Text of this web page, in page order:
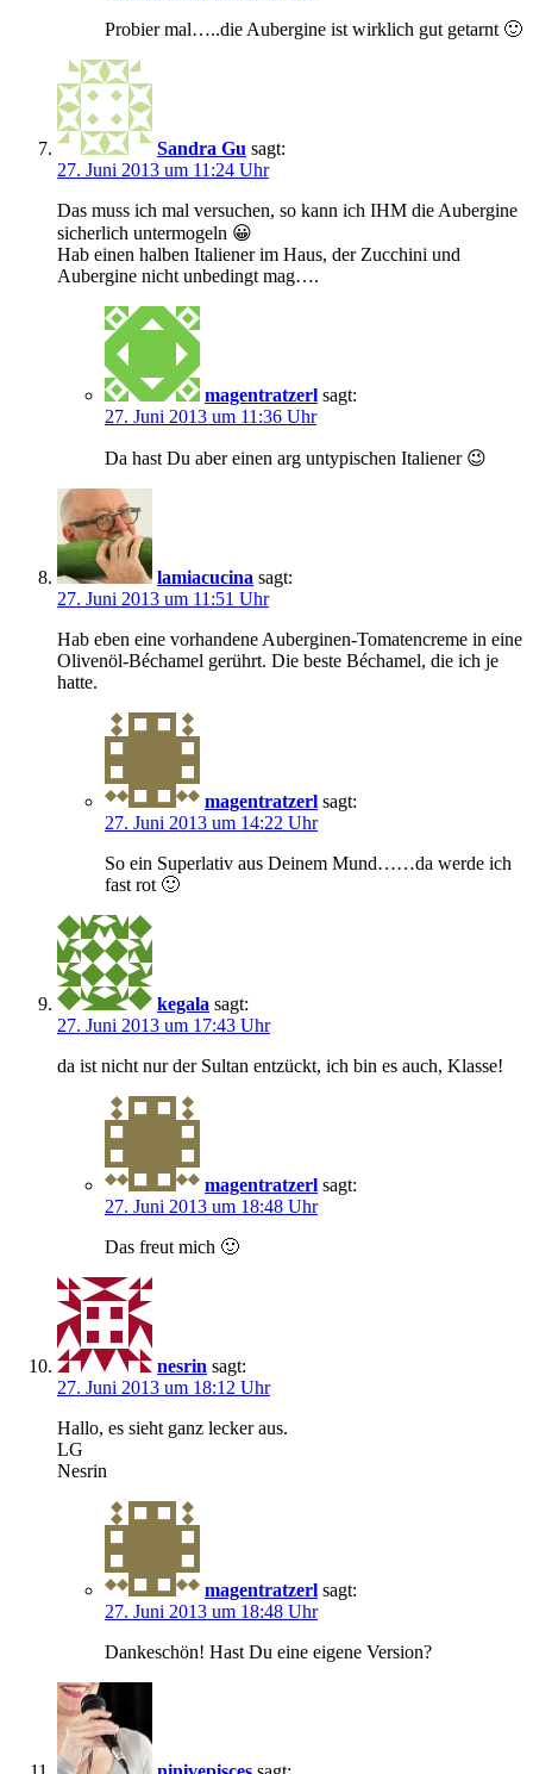
Probier mal…..die Aubergine ist wirklich gut getarnt 🙂
Sandra Gu sagt:
27. Juni 2013 um 11:24 Uhr
Das muss ich mal versuchen, so kann ich IHM die Aubergine
sicherlich untermogeln 😀
Hab einen halben Italiener im Haus, der Zucchini und
Aubergine nicht unbedingt mag….
magentratzerl sagt:
27. Juni 2013 um 11:36 Uhr
Da hast Du aber einen arg untypischen Italiener 😉
lamiacucina sagt:
27. Juni 2013 um 11:51 Uhr
Hab eben eine vorhandene Auberginen-Tomatencreme in eine
Olivenöl-Béchamel gerührt. Die beste Béchamel, die ich je
hatte.
magentratzerl sagt:
27. Juni 2013 um 14:22 Uhr
So ein Superlativ aus Deinem Mund……da werde ich
fast rot 🙂
kegala sagt:
27. Juni 2013 um 17:43 Uhr
da ist nicht nur der Sultan entzückt, ich bin es auch, Klasse!
magentratzerl sagt:
27. Juni 2013 um 18:48 Uhr
Das freut mich 🙂
nesrin sagt:
27. Juni 2013 um 18:12 Uhr
Hallo, es sieht ganz lecker aus.
LG
Nesrin
magentratzerl sagt:
27. Juni 2013 um 18:48 Uhr
Dankeschön! Hast Du eine eigene Version?